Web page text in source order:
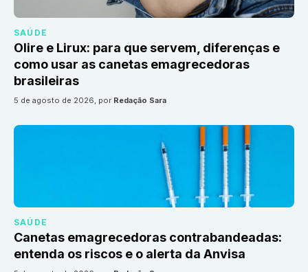
SAÚDE
Olire e Lirux: para que servem, diferenças e
como usar as canetas emagrecedoras
brasileiras
5 de agosto de 2026, por Redação Sara
SAÚDE
Canetas emagrecedoras contrabandeadas:
entenda os riscos e o alerta da Anvisa